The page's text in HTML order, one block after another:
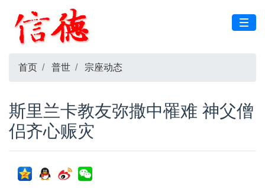
首页 普世 宗座动态
斯里兰卡教友弥撒中罹难 神父僧
侣齐心赈灾